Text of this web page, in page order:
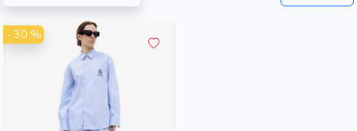
- 30 %